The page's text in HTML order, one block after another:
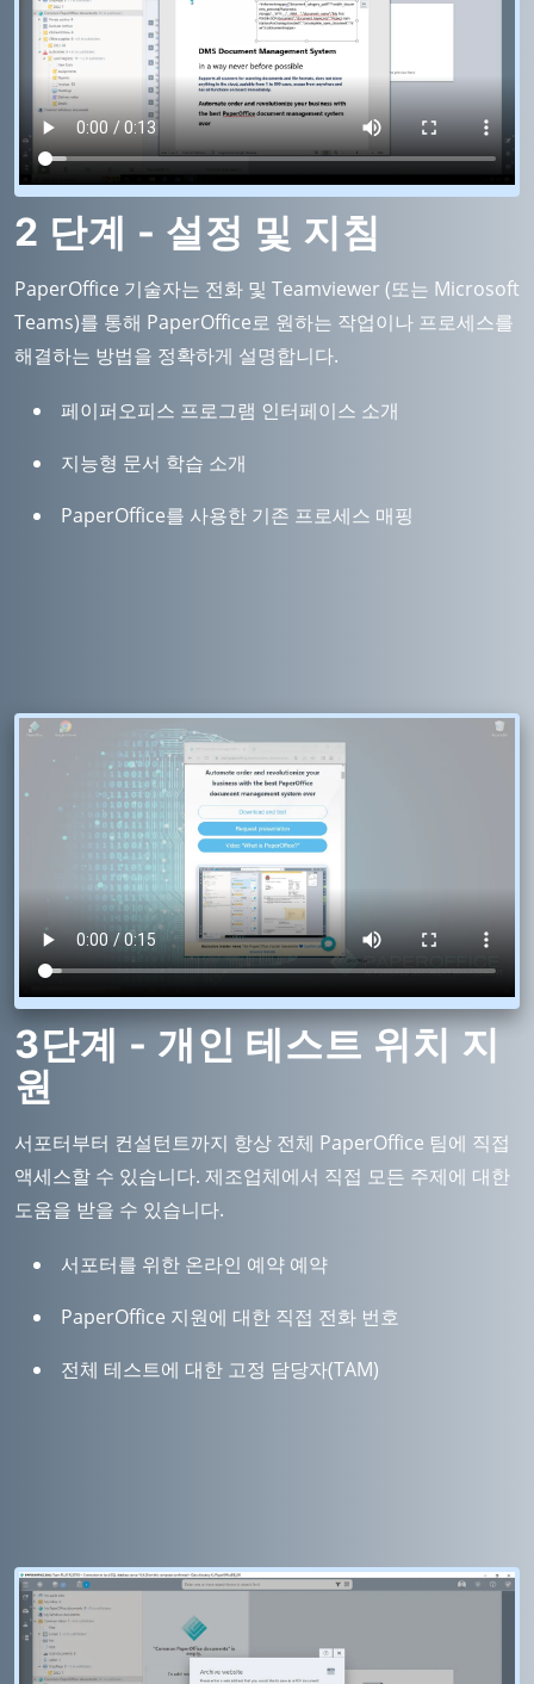
2 단계 - 설정 및 지침
PaperOffice 기술자는 전화 및 Teamviewer (또는 Microsoft
Teams)를 통해 PaperOffice로 원하는 작업이나 프로세스를
해결하는 방법을 정확하게 설명합니다.
페이퍼오피스 프로그램 인터페이스 소개
지능형 문서 학습 소개
PaperOffice를 사용한 기존 프로세스 매핑
3단계 - 개인 테스트 위치 지
원
서포터부터 컨설턴트까지 항상 전체 PaperOffice 팀에 직접
액세스할 수 있습니다. 제조업체에서 직접 모든 주제에 대한
도움을 받을 수 있습니다.
서포터를 위한 온라인 예약 예약
PaperOffice 지원에 대한 직접 전화 번호
전체 테스트에 대한 고정 담당자(TAM)